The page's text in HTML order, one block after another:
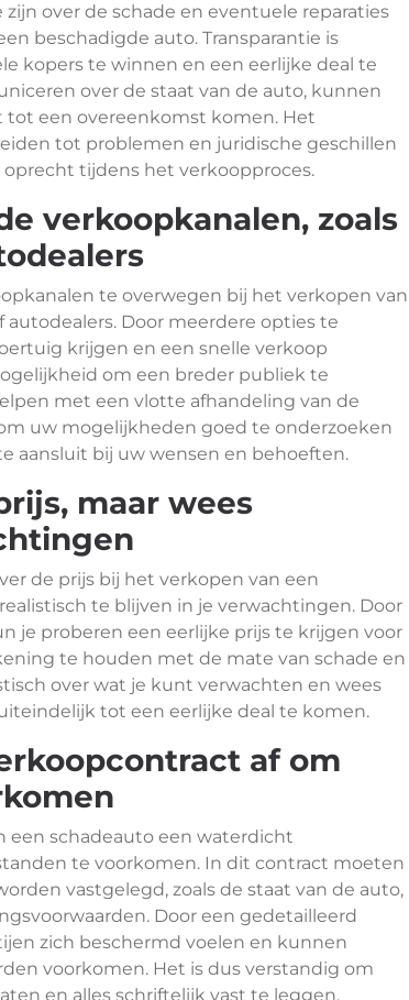
over de schade en eventuele reparaties
beschadigde auto. Transparantie is
kopers te winnen en een eerlijke deal te
over de staat van de auto, kunnen
tot een overeenkomst komen. Het
tot problemen en juridische geschillen
tijdens het verkoopproces.
verkoopkanalen, zoals
te overwegen bij het verkopen van
Door meerdere opties te
krijgen en een snelle verkoop
om een breder publiek te
met een vlotte afhandeling van de
uw mogelijkheden goed te onderzoeken
aansluit bij uw wensen en behoeften.
maar wees
de prijs bij het verkopen van een
te blijven in je verwachtingen. Door
je proberen een eerlijke prijs te krijgen voor
te houden met de mate van schade en
over wat je kunt verwachten en wees
tot een eerlijke deal te komen.
af om
een schadeauto een waterdicht
te voorkomen. In dit contract moeten
vastgelegd, zoals de staat van de auto,
Door een gedetailleerd
zich beschermd voelen en kunnen
voorkomen. Het is dus verstandig om
en alles schriftelijk vast te leggen.